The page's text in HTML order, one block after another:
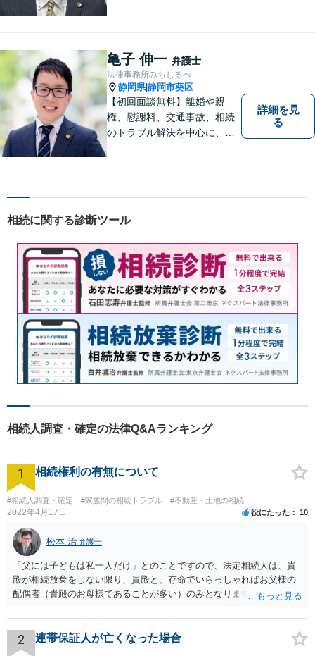
には、可能な限り早く解決に
至るよう迅速に対応いたしま
す。まずはお気軽にご相談く
ださい。
亀子 伸一 弁護士
法律事務所みちしるべ
静岡県|静岡市葵区
【初回面談無料】離婚や親
権、慰謝料、交通事故、相続
のトラブル解決を中心に、一
談も、お任せください。【静
詳細を見
る
相続に関する診断ツール
相続人調査・確定の法律Q&Aランキング
1 相続権利の有無について
#相続人調査・確定 #家族間の相続トラブル #不動産・土地の相続
2022年4月17日 役にたった 10
松本 治 弁護士
「父には子どもは私一人だけ」とのことですので、法定相続人は、貴
殿が相続放棄をしない限り、貴殿と、存命でいらっしゃればお父様の
配偶者（貴殿のお母様であることが多い）のみとなります。遺言がな
2 連帯保証人が亡くなった場合